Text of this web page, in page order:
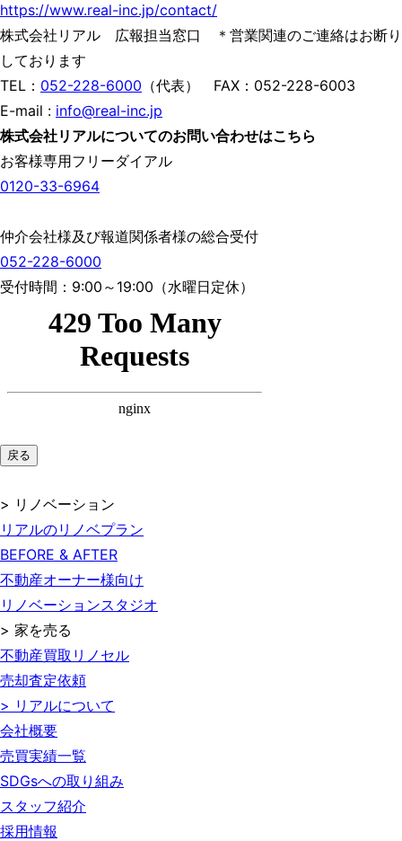
https://www.real-inc.jp/contact/
株式会社リアル 広報担当窓口 ＊営業関連のご連絡はお断り
しております
TEL： 052-228-6000 （代表） FAX：052-228-6003
E-mail : info@real-inc.jp
株式会社リアルについてのお問い合わせはこちら
お客様専用フリーダイアル
0120-33-6964
仲介会社様及び報道関係者様の総合受付
052-228-6000
受付時間：9:00～19:00（水曜日定休）
戻る
> リノベーション
リアルのリノベプラン
BEFORE & AFTER
不動産オーナー様向け
リノベーションスタジオ
> 家を売る
不動産買取リノセル
売却査定依頼
> リアルについて
会社概要
売買実績一覧
SDGsへの取り組み
スタッフ紹介
採用情報